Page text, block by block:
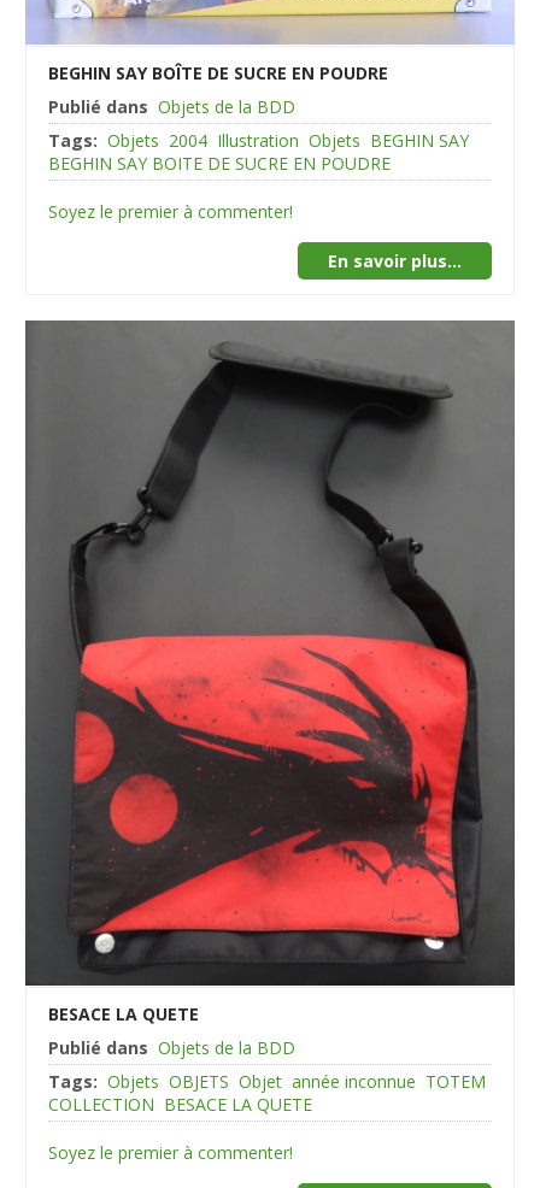
BEGHIN SAY BOÎTE DE SUCRE EN POUDRE
Publié dans Objets de la BDD
Tags: Objets 2004 Illustration Objets BEGHIN SAY
BEGHIN SAY BOITE DE SUCRE EN POUDRE
Soyez le premier à commenter!
En savoir plus...
BESACE LA QUETE
Publié dans Objets de la BDD
Tags: Objets OBJETS Objet année inconnue TOTEM
COLLECTION BESACE LA QUETE
Soyez le premier à commenter!